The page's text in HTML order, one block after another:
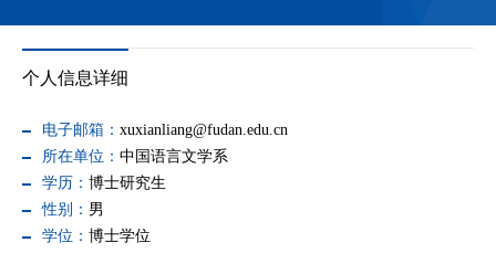
个人信息详细
电子邮箱： xuxianliang@fudan.edu.cn
所在单位： 中国语言文学系
学历： 博士研究生
性别： 男
学位： 博士学位